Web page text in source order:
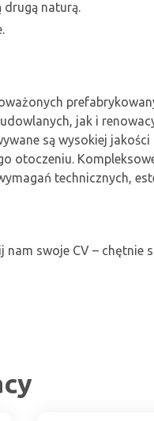
naturą.
jak i
są wysokiej jakości
otoczeniu.
technicznych,
nam swoje CV – chętnie